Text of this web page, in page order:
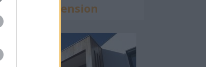
Extension